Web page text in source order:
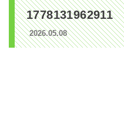
1778131962911
2026.05.08